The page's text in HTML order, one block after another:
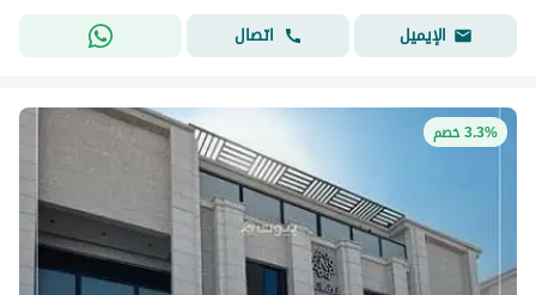
الإيميل
اتصال
3.3% خصم